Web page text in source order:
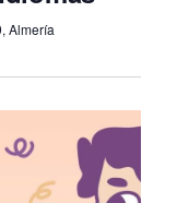
Almería